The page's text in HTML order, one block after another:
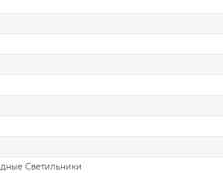
Светильники